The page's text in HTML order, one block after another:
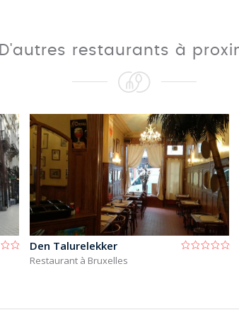
D'autres restaurants à
Den Talurelekker
Restaurant à Bruxelles